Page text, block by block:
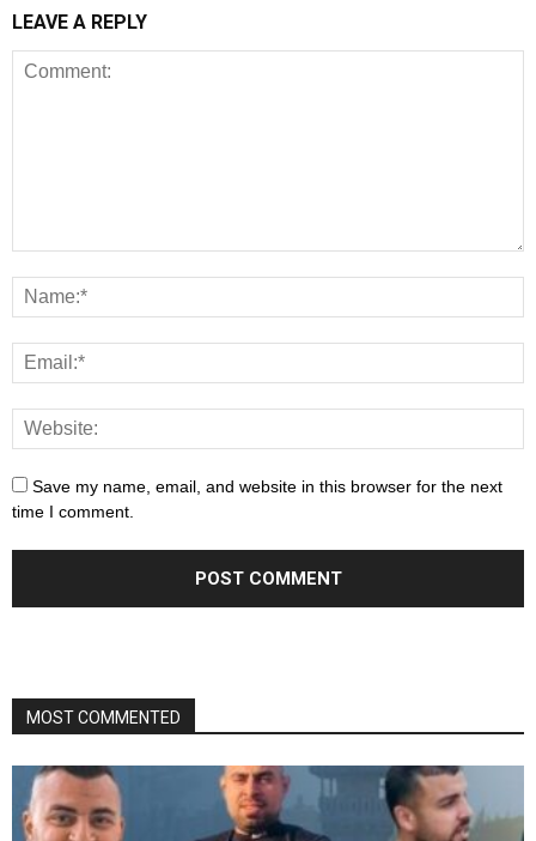
LEAVE A REPLY
Save my name, email, and website in this browser for the next
time I comment.
MOST COMMENTED